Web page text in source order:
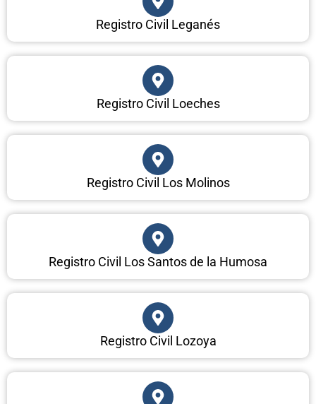
Registro Civil Leganés
Registro Civil Loeches
Registro Civil Los Molinos
Registro Civil Los Santos de la Humosa
Registro Civil Lozoya